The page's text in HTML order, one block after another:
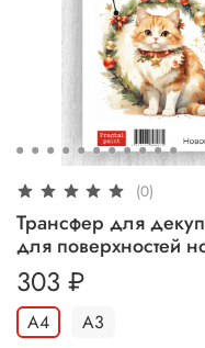
(0)
Трансфер для
для поверхностей
303 ₽
А4 А3